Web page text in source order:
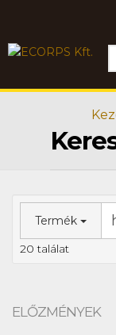
Termék
20 találat
ELŐZMÉNYEK